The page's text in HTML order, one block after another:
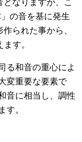
となりますが、こ
の音を基に発生
られた事から、
す。
る和音の重心によ
変重要な要素で
音に相当し、調性
す。